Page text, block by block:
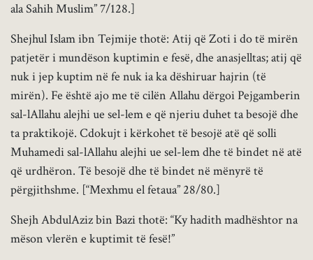
ala Sahih Muslim” 7/128.]
Shejhul Islam ibn Tejmije thotë: Atij që Zoti i do të mirën
patjetër i mundëson kuptimin e fesë, dhe anasjelltas; atij që
nuk i jep kuptim në fe nuk ia ka dëshiruar hajrin (të
mirën). Fe është ajo me të cilën Allahu dërgoi Pejgamberin
sal-lAllahu alejhi ue sel-lem e që njeriu duhet ta besojë dhe
ta praktikojë. Cdokujt i kërkohet të besojë atë që solli
Muhamedi sal-lAllahu alejhi ue sel-lem dhe të bindet në atë
që urdhëron. Të besojë dhe të bindet në mënyrë të
përgjithshme. [“Mexhmu el fetaua” 28/80.]
Shejh AbdulAziz bin Bazi thotë: “Ky hadith madhështor na
mëson vlerën e kuptimit të fesë!”